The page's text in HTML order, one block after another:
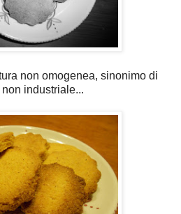
non omogenea, sinonimo di
industriale...